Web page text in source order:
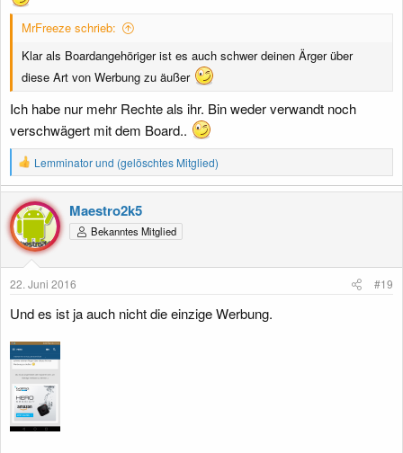
MrFreeze schrieb:
Klar als Boardangehöriger ist es auch schwer deinen Ärger über
diese Art von Werbung zu äußer
Ich habe nur mehr Rechte als ihr. Bin weder verwandt noch
verschwägert mit dem Board..
R
e
a
k
t
o
n
n
Lemminatorund (gelöschtes Mitglied)
Maestro2k5
Bekanntes Mitglied
22. Juni 2016 #19
Und es ist ja auch nicht die einzige Werbung.